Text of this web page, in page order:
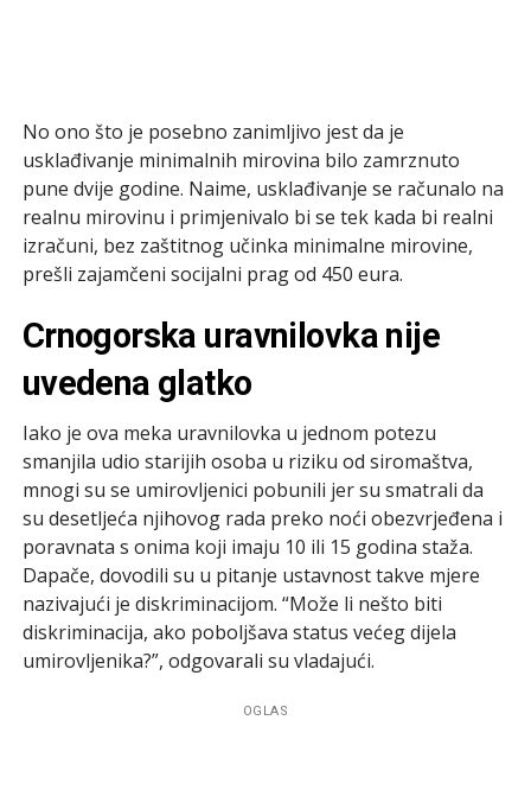
No ono što je posebno zanimljivo jest da je
usklađivanje minimalnih mirovina bilo zamrznuto
pune dvije godine. Naime, usklađivanje se računalo na
realnu mirovinu i primjenivalo bi se tek kada bi realni
izračuni, bez zaštitnog učinka minimalne mirovine,
prešli zajamčeni socijalni prag od 450 eura.
Crnogorska uravnilovka nije
uvedena glatko
Iako je ova meka uravnilovka u jednom potezu
smanjila udio starijih osoba u riziku od siromaštva,
mnogi su se umirovljenici pobunili jer su smatrali da
su desetljeća njihovog rada preko noći obezvrjeđena i
poravnata s onima koji imaju 10 ili 15 godina staža.
Dapače, dovodili su u pitanje ustavnost takve mjere
nazivajući je diskriminacijom. “Može li nešto biti
diskriminacija, ako poboljšava status većeg dijela
umirovljenika?”, odgovarali su vladajući.
OGLAS